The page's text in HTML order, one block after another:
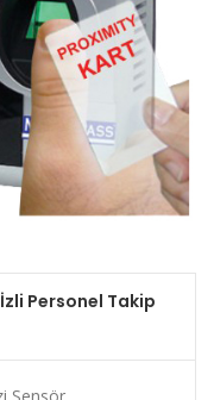
Personel Takip